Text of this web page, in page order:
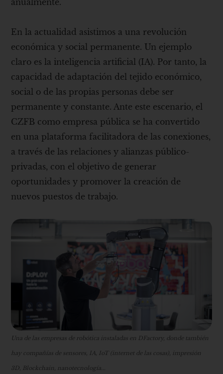
En la actualidad asistimos a una revolución
económica y social permanente. Un ejemplo
claro es la inteligencia artificial (IA). Por tanto, la
capacidad de adaptación del tejido económico,
social o de las propias personas debe ser
permanente y constante. Ante este escenario, el
CZFB como empresa pública se ha convertido
en una plataforma facilitadora de las conexiones,
a través de las relaciones y alianzas público-
privadas, con el objetivo de generar
oportunidades y promover la creación de
nuevos puestos de trabajo.
Una de las empresas de robótica instaladas en DFactory, donde también
hay compañías de sensores, IA, IoT (internet de las cosas), impresión
3D, Blockchain, nanotecnología...